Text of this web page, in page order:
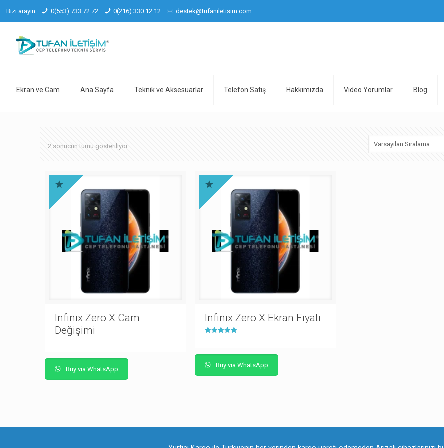
Bizi arayın 0(553) 733 72 72 0(216) 330 12 12 destek@tufaniletisim.com
Ekran ve Cam Ana Sayfa Teknik ve Aksesuarlar Telefon Satış Hakkımızda Video Yorumlar Blog
2 sonucun tümü gösteriliyor
Infinix Zero X Cam
Değişimi
Buy via WhatsApp
Infinix Zero X Ekran Fiyatı
Buy via WhatsApp